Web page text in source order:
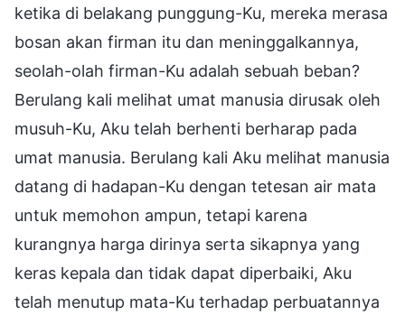
ketika di belakang punggung-Ku, mereka merasa
bosan akan firman itu dan meninggalkannya,
seolah-olah firman-Ku adalah sebuah beban?
Berulang kali melihat umat manusia dirusak oleh
musuh-Ku, Aku telah berhenti berharap pada
umat manusia. Berulang kali Aku melihat manusia
datang di hadapan-Ku dengan tetesan air mata
untuk memohon ampun, tetapi karena
kurangnya harga dirinya serta sikapnya yang
keras kepala dan tidak dapat diperbaiki, Aku
telah menutup mata-Ku terhadap perbuatannya